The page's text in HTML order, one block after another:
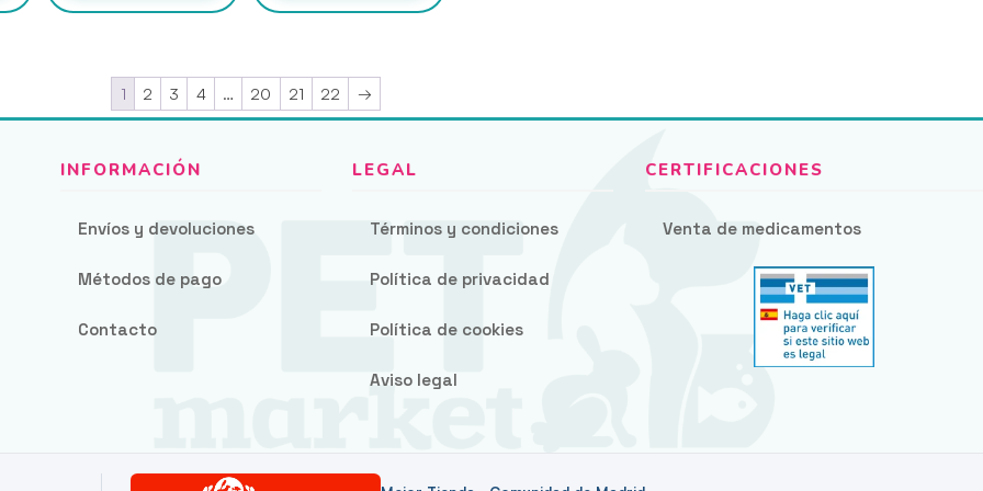
1,37 €
1 2 3 4 … 20 21 22 →
Envíos y devoluciones
Métodos de pago
Contacto
Términos y condiciones
Política de privacidad
Política de cookies
Aviso legal
Venta de medicamentos